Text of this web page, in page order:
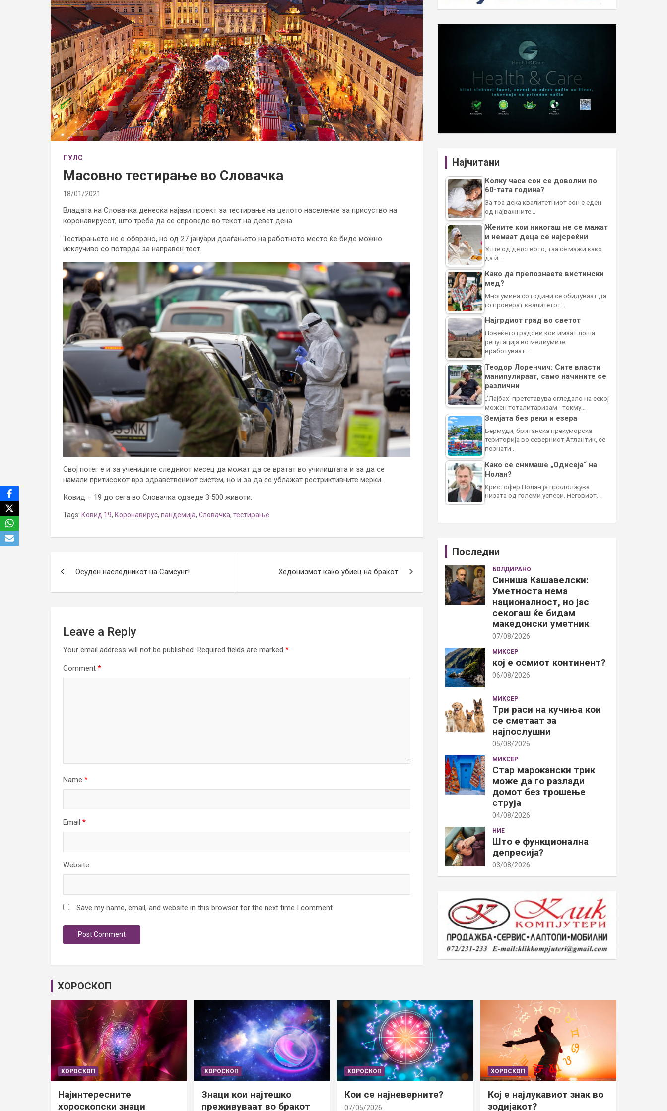
ПУЛС
Масовно тестирање во Словачка
18/01/2021
Владата на Словачка денеска најави проект за тестирање на целото население за присуство на
коронавирусот, што треба да се спроведе во текот на девет дена.
Тестирањето не е обврзно, но од 27 јануари доаѓањето на работното место ќе биде можно
исклучиво со потврда за направен тест.
Овој потег е и за учениците следниот месец да можат да се вратат во училиштата и за да се
намали притисокот врз здравствениот систем, но и за да се ублажат рестриктивните мерки.
Ковид – 19 до сега во Словачка одзеде 3 500 животи.
Tags: Ковид 19, Коронавирус, пандемија, Словачка, тестирање
navigation
Осуден наследникот на Самсунг! Хедонизмот како убиец на бракот
Leave a Reply
Your email address will not be published. Required fields are marked *
Comment *
Name *
Email *
Website
Save my name, email, and website in this browser for the next time I comment.
Најчитани
Колку часа сон се доволни по
60-тата година?
За тоа дека квалитетниот сон е еден
од најважните…
Жените кои никогаш не се мажат
и немаат деца се најсреќни
Уште од детството, таа се мажи како
да ѝ…
Како да препознаете вистински
мед?
Многумина со години се обидуваат да
го проверат квалитетот…
Најгрдиот град во светот
Повеќето градови кои имаат лоша
репутација во медиумите
вработуваат…
Теодор Лоренчич: Сите власти
манипулираат, само начините се
различни
„’Лајбах’ претставува огледало на секој
можен тоталитаризам - токму…
Земјата без реки и езера
Бермуди, британска прекуморска
територија во северниот Атлантик, се
познати…
Како се снимаше „Одисеја“ на
Нолан?
Кристофер Нолан ја продолжува
низата од големи успеси. Неговиот…
Последни
БОЛДИРАНО
Синиша Кашавелски:
Уметноста нема
националност, но јас
секогаш ќе бидам
македонски уметник
07/08/2026
МИКСЕР
кој е осмиот континент?
06/08/2026
МИКСЕР
Три раси на кучиња кои
се сметаат за
најпослушни
05/08/2026
МИКСЕР
Стар марокански трик
може да го разлади
домот без трошење
струја
04/08/2026
НИЕ
Што е функционална
депресија?
03/08/2026
ХОРОСКОП
ХОРОСКОП
Најинтересните
хороскопски знаци
ХОРОСКОП
Знаци кои најтешко
преживуваат во бракот
ХОРОСКОП
Кои се најневерните?
07/05/2026
ХОРОСКОП
Кој е најлукавиот знак во
зодијакот?